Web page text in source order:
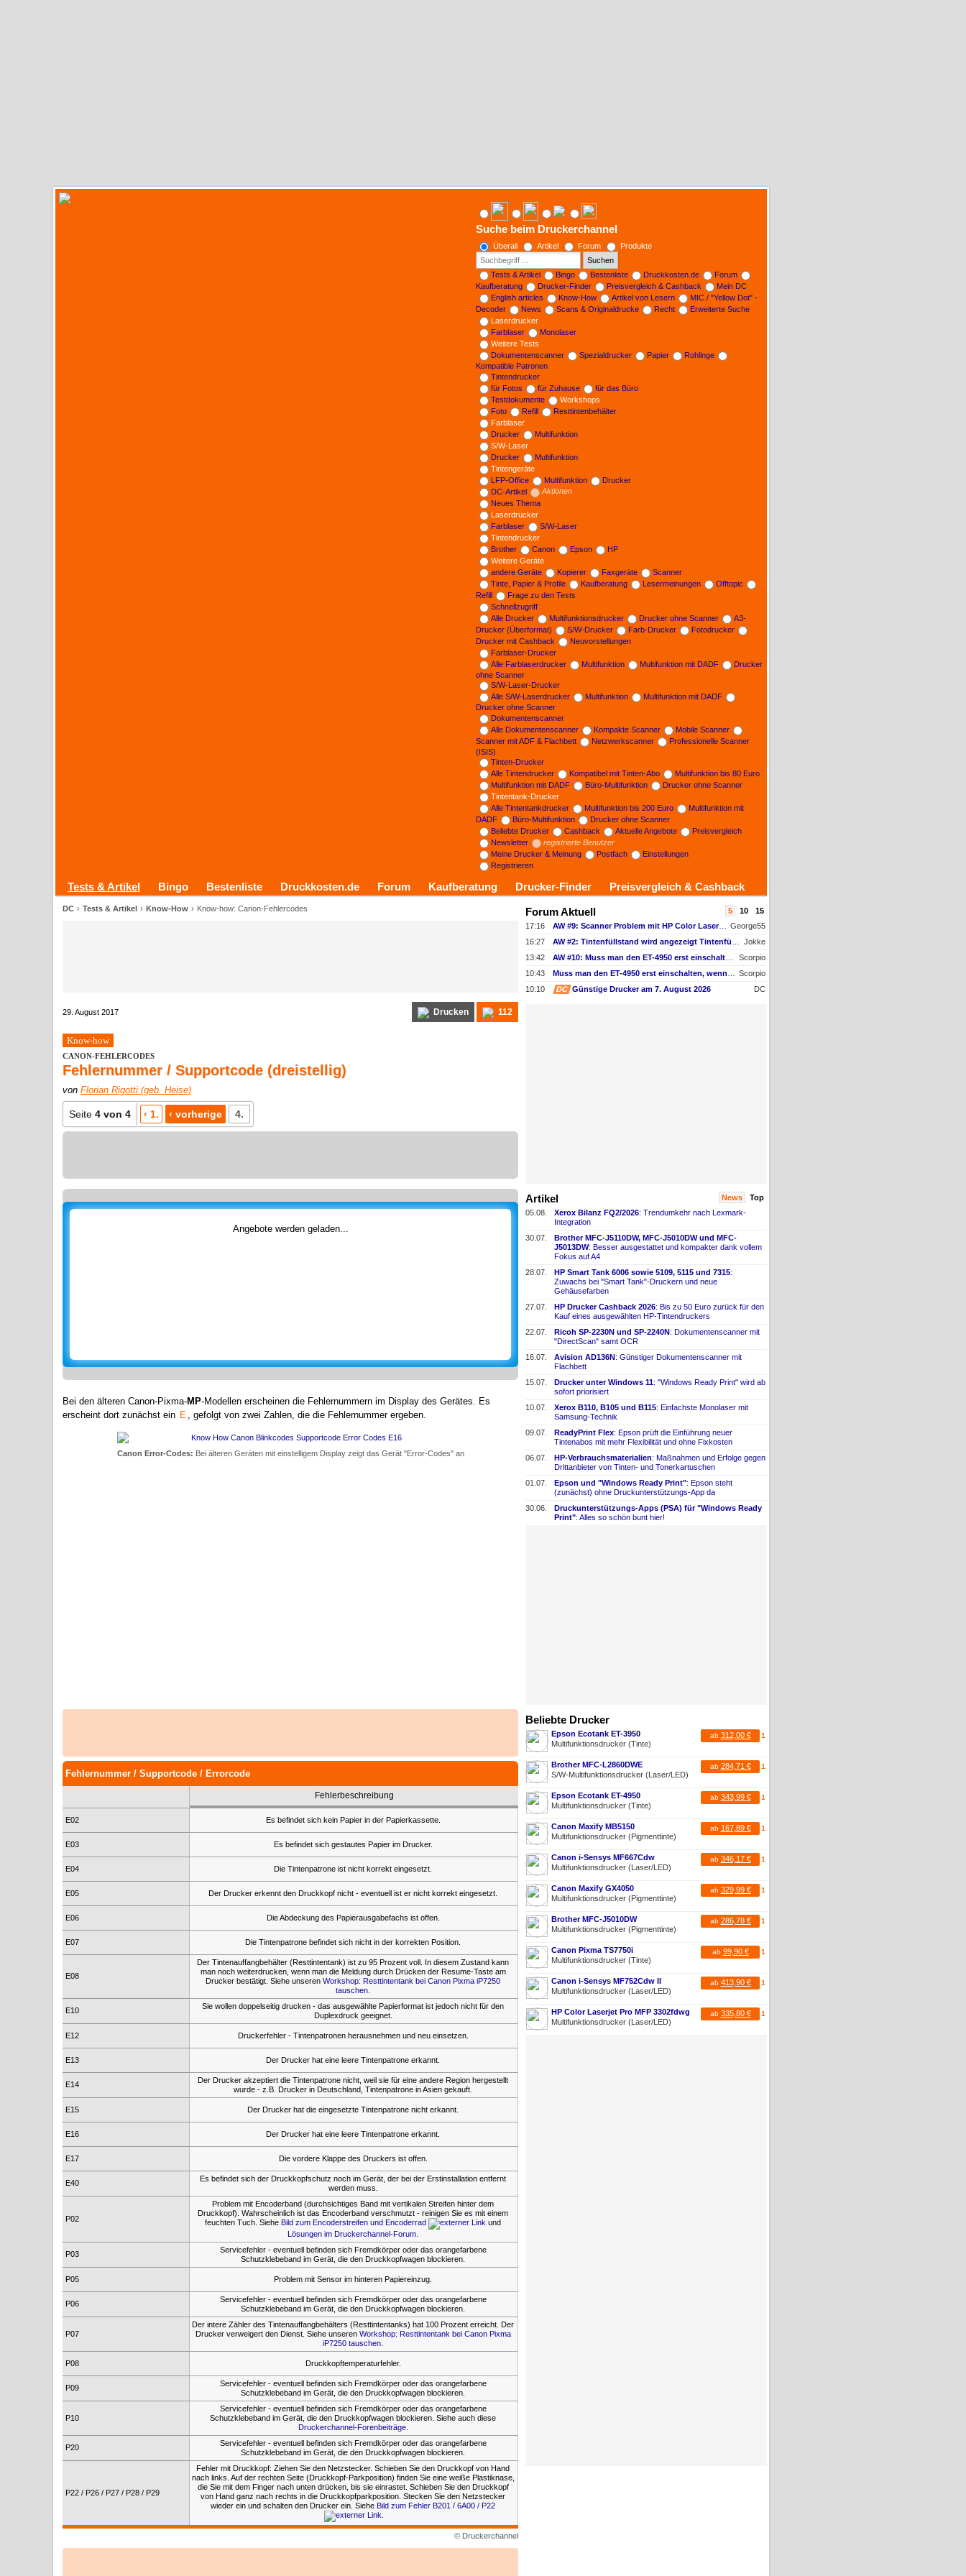
Suche beim Druckerchannel
Überall Artikel Forum
Produkte
Suchen
Tests & Artikel
Bingo Bestenliste Druckkosten.de
Forum
Kaufberatung
Drucker-Finder Preisvergleich & Cashback
Mein DC
English articles
Know-How Artikel von Lesern
MIC / "Yellow Dot" -
Decoder
News Scans & Originaldrucke Recht
Erweiterte Suche
Laserdrucker
Farblaser
Monolaser
Weitere Tests
Dokumentenscanner
Spezialdrucker Papier
Rohlinge
Kompatible Patronen
Tintendrucker
für Fotos
für Zuhause
für das Büro
Testdokumente
Workshops
Foto
Refill
Resttintenbehälter
Farblaser
Drucker
Multifunktion
S/W-Laser
Drucker
Multifunktion
Tintengeräte
LFP-Office
Multifunktion
Drucker
DC-Artikel
Aktionen
Neues Thema
Laserdrucker
Farblaser
S/W-Laser
Tintendrucker
Brother
Canon Epson
HP
Weitere Geräte
andere Geräte
Kopierer Faxgeräte
Scanner
Tinte, Papier & Profile
Kaufberatung Lesermeinungen
Offtopic
Refill
Frage zu den Tests
Schnellzugriff
Alle Drucker
Multifunktionsdrucker Drucker ohne Scanner
A3-
Drucker (Überformat)
S/W-Drucker Farb-Drucker
Fotodrucker
Drucker mit Cashback
Neuvorstellungen
Farblaser-Drucker
Alle Farblaserdrucker
Multifunktion Multifunktion mit DADF
Drucker
ohne Scanner
S/W-Laser-Drucker
Alle S/W-Laserdrucker
Multifunktion
Multifunktion mit DADF
Drucker ohne Scanner
Dokumentenscanner
Alle Dokumentenscanner
Kompakte Scanner
Mobile Scanner
Scanner mit ADF & Flachbett
Netzwerkscanner
Professionelle Scanner
(ISIS)
Tinten-Drucker
Alle Tintendrucker
Kompatibel mit Tinten-Abo
Multifunktion bis 80 Euro
Multifunktion mit DADF
Büro-Multifunktion
Drucker ohne Scanner
Tintentank-Drucker
Alle Tintentankdrucker
Multifunktion bis 200 Euro
Multifunktion mit
DADF
Büro-Multifunktion
Drucker ohne Scanner
Beliebte Drucker
Cashback Aktuelle Angebote
Preisvergleich
Newsletter
registrierte Benutzer
Meine Drucker & Meinung
Postfach
Einstellungen
Registrieren
Tests & Artikel Bingo Bestenliste Druckkosten.de Forum Kaufberatung Drucker-Finder Preisvergleich & Cashback
DC Tests & Artikel Know-How Know-how: Canon-Fehlercodes
29. August 2017 Drucken 112
Know-how
CANON-FEHLERCODES
Fehlernummer / Supportcode (dreistellig)
von Florian Rigotti (geb. Heise)
Seite 4 von 4 ‹ 1. ‹ vorherige 4.
Angebote werden geladen...
Bei den älteren Canon-Pixma-MP-Modellen erscheinen die Fehlernummern im Display des Gerätes. Es
erscheint dort zunächst ein E , gefolgt von zwei Zahlen, die die Fehlernummer ergeben.
Canon Error-Codes: Bei älteren Geräten mit einstelligem Display zeigt das Gerät "Error-Codes" an
Fehlernummer / Supportcode / Errorcode
Fehlerbeschreibung
E02 Es befindet sich kein Papier in der Papierkassette.
E03 Es befindet sich gestautes Papier im Drucker.
E04 Die Tintenpatrone ist nicht korrekt eingesetzt.
E05 Der Drucker erkennt den Druckkopf nicht - eventuell ist er nicht korrekt eingesetzt.
E06 Die Abdeckung des Papierausgabefachs ist offen.
E07 Die Tintenpatrone befindet sich nicht in der korrekten Position.
E08
Der Tintenauffangbehälter (Resttintentank) ist zu 95 Prozent voll. In diesem Zustand kann
man noch weiterdrucken, wenn man die Meldung durch Drücken der Resume-Taste am
Drucker bestätigt. Siehe unseren Workshop: Resttintentank bei Canon Pixma iP7250
tauschen
E10
Sie wollen doppelseitig drucken - das ausgewählte Papierformat ist jedoch nicht für den
Duplexdruck geeignet.
E12 Druckerfehler - Tintenpatronen herausnehmen und neu einsetzen.
E13 Der Drucker hat eine leere Tintenpatrone erkannt.
E14
Der Drucker akzeptiert die Tintenpatrone nicht, weil sie für eine andere Region hergestellt
wurde - z.B. Drucker in Deutschland, Tintenpatrone in Asien gekauft.
E15 Der Drucker hat die eingesetzte Tintenpatrone nicht erkannt.
E16 Der Drucker hat eine leere Tintenpatrone erkannt.
E17 Die vordere Klappe des Druckers ist offen.
E40
Es befindet sich der Druckkopfschutz noch im Gerät, der bei der Erstinstallation entfernt
werden muss.
P02
Problem mit Encoderband (durchsichtiges Band mit vertikalen Streifen hinter dem
Druckkopf). Wahrscheinlich ist das Encoderband verschmutzt - reinigen Sie es mit einem
feuchten Tuch. Siehe Bild zum Encoderstreifen und Encoderrad
und
Lösungen im Druckerchannel-Forum
P03
Servicefehler - eventuell befinden sich Fremdkörper oder das orangefarbene
Schutzklebeband im Gerät, die den Druckkopfwagen blockieren.
P05 Problem mit Sensor im hinteren Papiereinzug.
P06
Servicefehler - eventuell befinden sich Fremdkörper oder das orangefarbene
Schutzklebeband im Gerät, die den Druckkopfwagen blockieren.
P07
Der intere Zähler des Tintenauffangbehälters (Resttintentanks) hat 100 Prozent erreicht. Der
Drucker verweigert den Dienst. Siehe unseren Workshop: Resttintentank bei Canon Pixma
iP7250 tauschen
P08 Druckkopftemperaturfehler.
P09
Servicefehler - eventuell befinden sich Fremdkörper oder das orangefarbene
Schutzklebeband im Gerät, die den Druckkopfwagen blockieren.
P10
Servicefehler - eventuell befinden sich Fremdkörper oder das orangefarbene
Schutzklebeband im Gerät, die den Druckkopfwagen blockieren. Siehe auch diese
Druckerchannel-Forenbeiträge.
P20
Servicefehler - eventuell befinden sich Fremdkörper oder das orangefarbene
Schutzklebeband im Gerät, die den Druckkopfwagen blockieren.
P22 / P26 / P27 / P28 / P29
Fehler mit Druckkopf: Ziehen Sie den Netzstecker. Schieben Sie den Druckkopf von Hand
nach links. Auf der rechten Seite (Druckkopf-Parkposition) finden Sie eine weiße Plastiknase,
die Sie mit dem Finger nach unten drücken, bis sie einrastet. Schieben Sie den Druckkopf
von Hand ganz nach rechts in die Druckkopfparkposition. Stecken Sie den Netzstecker
wieder ein und schalten den Drucker ein. Siehe Bild zum Fehler B201 / 6A00 / P22
© Druckerchannel
Forum Aktuell 5 10
15
17:16
AW #9: Scanner Problem mit HP Color Laserjet Pro MFP M479fdw
George55
16:27
Jokke
13:42
Scorpio
10:43
Scorpio
10:10
DC Günstige Drucker am 7. August 2026 DC
Artikel News
Top
05.08.
Xerox Bilanz FQ2/2026: Trendumkehr nach Lexmark-
Integration
30.07.
Brother MFC-​J5110DW, MFC-​J5010DW und MFC-
J5013DW: Besser ausgestattet und kompakter dank vollem
Fokus auf A4
28.07.
HP Smart Tank 6006 sowie 5109, 5115 und 7315:
Zuwachs bei "Smart Tank"-​Druckern und neue
Gehäusefarben
27.07.
HP Drucker Cashback 2026: Bis zu 50 Euro zurück für den
Kauf eines ausgewählten HP-​Tintendruckers
22.07.
Ricoh SP-​2230N und SP-​2240N : Dokumentenscanner mit
"DirectScan" samt OCR
16.07.
Avision AD136N : Günstiger Dokumentenscanner mit
Flachbett
15.07.
Drucker unter Windows 11: "Windows Ready Print" wird ab
sofort priorisiert
10.07.
Xerox B110, B105 und B115: Einfachste Monolaser mit
Samsung-​Technik
09.07.
ReadyPrint Flex: Epson prüft die Einführung neuer
Tintenabos mit mehr Flexibilität und ohne Fixkosten
06.07.
HP-​Verbrauchsmaterialien: Maßnahmen und Erfolge gegen
Drittanbieter von Tinten- ​ und Tonerkartuschen
01.07.
Epson und "Windows Ready Print": Epson steht
(zunächst) ohne Druckunterstützungs-​App da
30.06.
Druckunterstützungs-​Apps (PSA) für "Windows Ready
Print": Alles so schön bunt hier!
Beliebte Drucker
ab 312,00 € 1
Epson Ecotank ET-3950
Multifunktionsdrucker (Tinte)
ab 284,71 € 1
Brother MFC-L2860DWE
S/W-Multifunktionsdrucker (Laser/LED)
ab 343,99 € 1
Epson Ecotank ET-4950
Multifunktionsdrucker (Tinte)
ab 167,89 € 1
Canon Maxify MB5150
Multifunktionsdrucker (Pigmenttinte)
ab 346,17 € 1
Canon i-Sensys MF667Cdw
Multifunktionsdrucker (Laser/LED)
ab 329,99 € 1
Canon Maxify GX4050
Multifunktionsdrucker (Pigmenttinte)
ab 286,78 € 1
Brother MFC-J5010DW
Multifunktionsdrucker (Pigmenttinte)
ab 99,90 € 1
Canon Pixma TS7750i
Multifunktionsdrucker (Tinte)
ab 413,90 € 1
Canon i-Sensys MF752Cdw II
Multifunktionsdrucker (Laser/LED)
ab 335,80 € 1
HP Color Laserjet Pro MFP 3302fdwg
Multifunktionsdrucker (Laser/LED)